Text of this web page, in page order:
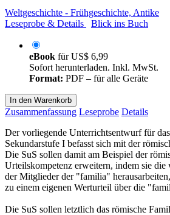
Weltgeschichte - Frühgeschichte, Antike
Leseprobe & Details
Blick ins Buch
eBook fürUS$ 6,99
Sofort herunterladen. Inkl. MwSt.
Format: PDF – für alle Geräte
In den Warenkorb
Zusammenfassung Leseprobe Details
Der vorliegende Unterrichtsentwurf für
Sekundarstufe I befasst sich mit der
Die SuS sollen damit am Beispiel der
Urteilskompetenz erweitern, indem sie die
der Mitglieder der "familia"
zu einem eigenen Werturteil über die
Die SuS sollen letztlich das römische